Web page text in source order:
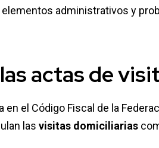
administrativos y
actas de
el Código Fiscal de la
las visitas domiciliarias